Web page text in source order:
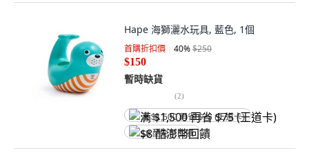
Hape 海獅灑水玩具, 藍色, 1個
首購折扣價 40%$250
$150
暫時缺貨
(2)
满 $1,500 再省 $75 (王道卡)
$8 酷澎幣回饋